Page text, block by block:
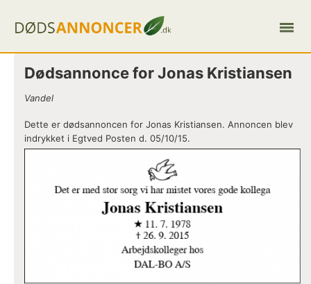
Dødsannonce for Jonas Kristiansen
Vandel
Dette er dødsannoncen for Jonas Kristiansen. Annoncen blev
indrykket i Egtved Posten d. 05/10/15.